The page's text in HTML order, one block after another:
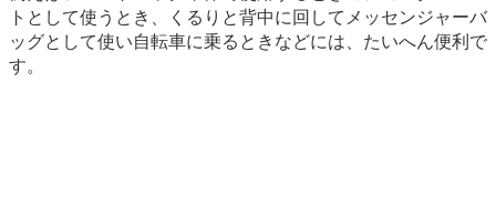
トとして使うとき、くるりと背中に回してメッセンジャーバ
ッグとして使い自転車に乗るときなどには、たいへん便利で
す。